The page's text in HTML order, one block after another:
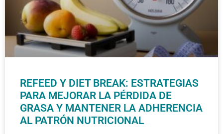
REFEED Y DIET BREAK: ESTRATEGIAS
PARA MEJORAR LA PÉRDIDA DE
GRASA Y MANTENER LA ADHERENCIA
AL PATRÓN NUTRICIONAL